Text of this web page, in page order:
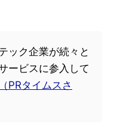
ック企業が続々と
ービスに参入して
PRタイムスさ